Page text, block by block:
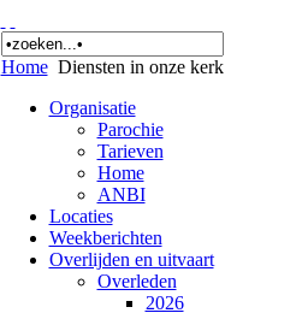
Home Diensten in onze kerk
Organisatie
Parochie
Tarieven
Home
ANBI
Locaties
Weekberichten
Overlijden en uitvaart
Overleden
2026